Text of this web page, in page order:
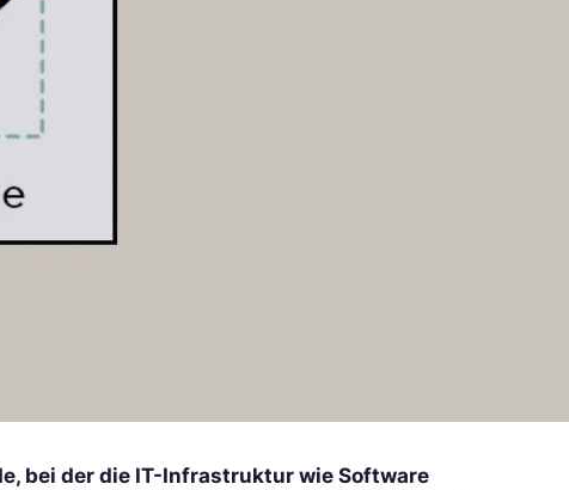
bei der die IT-Infrastruktur wie Software